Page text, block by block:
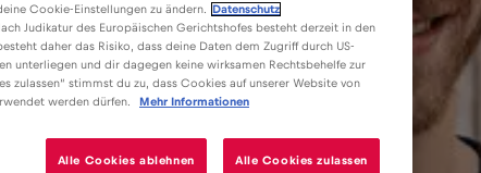
Cookie-Einstellungen zu ändern.
Datenschutz
Judikatur des Europäischen Gerichtshofes besteht derzeit in den
daher das Risiko, dass deine Daten dem Zugriff durch US-
unterliegen und dir dagegen keine wirksamen Rechtsbehelfe zur
zulassen“ stimmst du zu, dass Cookies auf unserer Website von
werden dürfen.
Mehr Informationen
Alle Cookies ablehnen Alle Cookies zulassen